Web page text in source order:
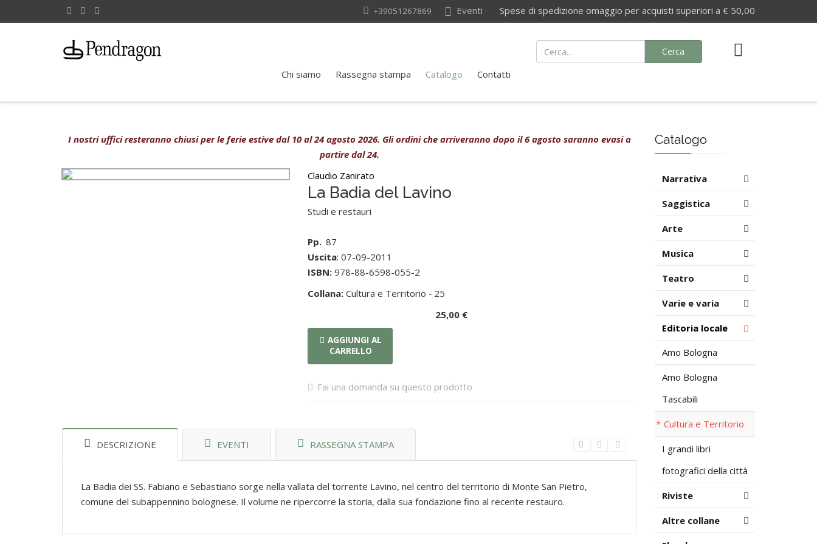
Eventi Spese di spedizione omaggio per acquisti superiori a € 50,00
+39051267869
Chi siamo Rassegna stampa Catalogo Contatti
Cerca
I nostri uffici resteranno chiusi per le ferie estive dal 10 al 24 agosto 2026. Gli ordini che arriveranno dopo il 6 agosto saranno evasi a
partire dal 24.
Claudio Zanirato
La Badia del Lavino
Studi e restauri
Pp. 87
Uscita: 07-09-2011
ISBN: 978-88-6598-055-2
Collana: Cultura e Territorio - 25
25,00 €
AGGIUNGI AL
CARRELLO
Fai una domanda su questo prodotto
DESCRIZIONE EVENTI RASSEGNA STAMPA
La Badia dei SS. Fabiano e Sebastiano sorge nella vallata del torrente Lavino, nel centro del territorio di Monte San Pietro,
comune del subappennino bolognese. Il volume ne ripercorre la storia, dalla sua fondazione fino al recente restauro.
Catalogo
Narrativa
Saggistica
Arte
Musica
Teatro
Varie e varia
Editoria locale
Amo Bologna
Amo Bologna
Tascabili
Cultura e Territorio
I grandi libri
fotografici della città
Riviste
Altre collane